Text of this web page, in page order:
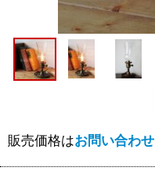
販売価格はお問い合わせ